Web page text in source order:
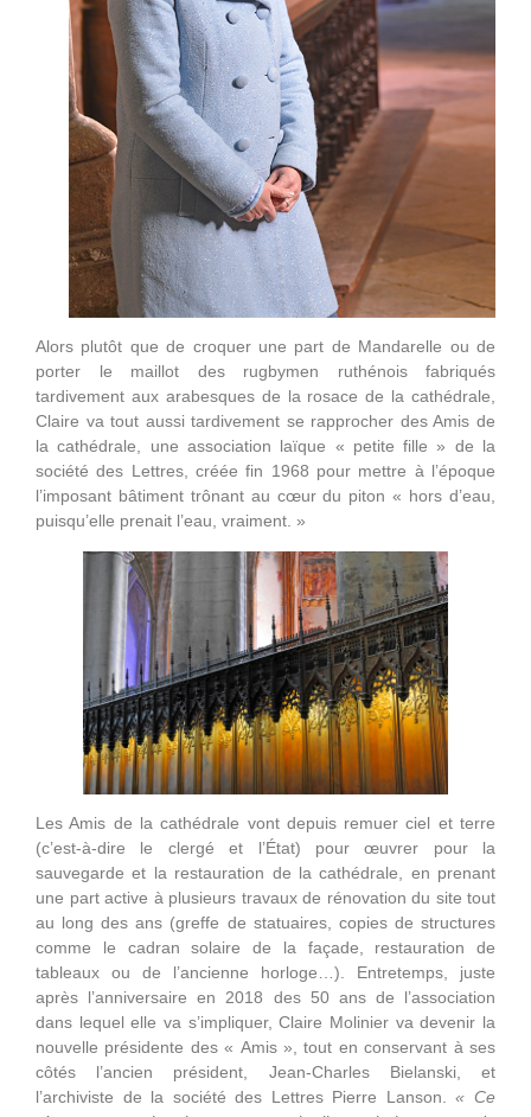
Alors plutôt que de croquer une part de Mandarelle ou de
porter le maillot des rugbymen ruthénois fabriqués
tardivement aux arabesques de la rosace de la cathédrale,
Claire va tout aussi tardivement se rapprocher des Amis de
la cathédrale, une association laïque « petite fille » de la
société des Lettres, créée fin 1968 pour mettre à l’époque
l’imposant bâtiment trônant au cœur du piton « hors d’eau,
puisqu’elle prenait l’eau, vraiment. »
Les Amis de la cathédrale vont depuis remuer ciel et terre
(c’est-à-dire le clergé et l’État) pour œuvrer pour la
sauvegarde et la restauration de la cathédrale, en prenant
une part active à plusieurs travaux de rénovation du site tout
au long des ans (greffe de statuaires, copies de structures
comme le cadran solaire de la façade, restauration de
tableaux ou de l’ancienne horloge…). Entretemps, juste
après l’anniversaire en 2018 des 50 ans de l’association
dans lequel elle va s’impliquer, Claire Molinier va devenir la
nouvelle présidente des « Amis », tout en conservant à ses
côtés l’ancien président, Jean-Charles Bielanski, et
l’archiviste de la société des Lettres Pierre Lanson.
« Ce